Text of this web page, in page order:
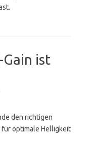
ist
den richtigen
für optimale Helligkeit